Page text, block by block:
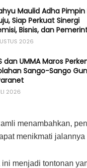
Maulid Adha Pimpin
Siap Perkuat Sinergi
Bisnis, dan
2026
dan UMMA Maros
Sango-Sango
2026
menambahkan,
menikmati
ini menjadi tontonan